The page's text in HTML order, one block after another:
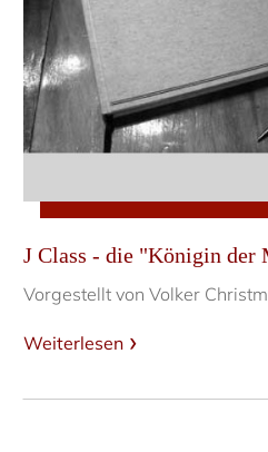
J Class - die "Königin der
Vorgestellt von Volker
Weiterlesen